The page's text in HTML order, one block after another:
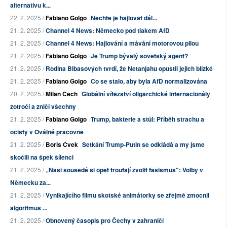
alternativu k...
22. 2. 2025 /Fabiano Golgo Nechte je hajlovat dál...
21. 2. 2025 /Channel 4 News: Německo pod tlakem AfD
21. 2. 2025 /Channel 4 News: Hajlování a mávání motorovou pilou
21. 2. 2025 /Fabiano Golgo Je Trump bývalý sovětský agent?
21. 2. 2025 /Rodina Bibasových tvrdí, že Netanjahu opustil jejich blízké
21. 2. 2025 /Fabiano Golgo Co se stalo, aby byla AfD normalizována
20. 2. 2025 /Milan Čech Globální vítězství oligarchické internacionály
zotročí a zničí všechny
21. 2. 2025 /Fabiano Golgo Trump, bakterie a stůl: Příběh strachu a
očisty v Oválné pracovně
21. 2. 2025 /Boris Cvek Setkání Trump-Putin se odkládá a my jsme
skočili na špek šílenci
21. 2. 2025 /„Naši sousedé si opět troufají zvolit fašismus": Volby v
Německu za...
21. 2. 2025 /Vynikajícího filmu skotské animátorky se zřejmě zmocnil
algoritmus ...
21. 2. 2025 /Obnovený časopis pro Čechy v zahraničí